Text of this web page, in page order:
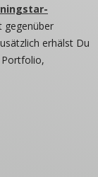
gegenüber
erhälst Du
Portfolio,